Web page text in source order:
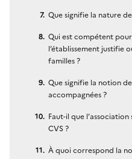
Que signifie la nature
Qui est compétent
l’établissement justifie
familles ?
Que signifie la notion
accompagnées ?
Faut-il que
CVS ?
À quoi correspond la